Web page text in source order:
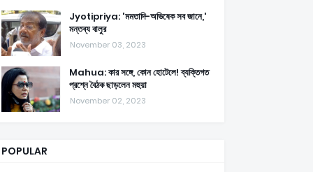
Jyotipriya: 'মমতাদি-অভিষেক সব জানে,'
মন্তব্য বালুর
November 03, 2023
Mahua: কার সঙ্গে, কোন হোটেলে! ব্যক্তিগত
প্রশ্নে বৈঠক ছাড়লেন মহুয়া
November 02, 2023
POPULAR